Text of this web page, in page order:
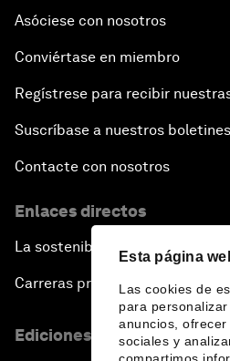
Esta página
Las cookies de
para
anuncios,
sociales y
Asóciese con nosotros
Conviértase en miembro
Regístrese para recibir
Suscríbase a nuestros boletines
Contacte con nosotros
Enlaces directos
La sostenibilidad en el Foro
Carreras profesionales
Ediciones en otros idiomas